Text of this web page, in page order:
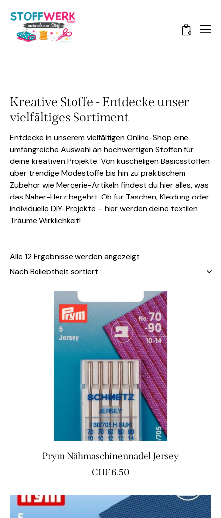
0
Kreative Stoffe - Entdecke unser
vielfältiges Sortiment
Entdecke in unserem vielfältigen Online-Shop eine
umfangreiche Auswahl an hochwertigen Stoffen für
deine kreativen Projekte. Von kuscheligen Basicsstoffen
über trendige Modestoffe bis hin zu praktischem
Zubehör wie Mercerie-Artikeln findest du hier alles, was
das Näher-Herz begehrt. Ob für Taschen, Kleidung oder
individuelle DIY-Projekte – hier werden deine textilen
Träume Wirklichkeit!
Alle 12 Ergebnisse werden angezeigt
Prym Nähmaschinennadel Jersey
CHF6.50